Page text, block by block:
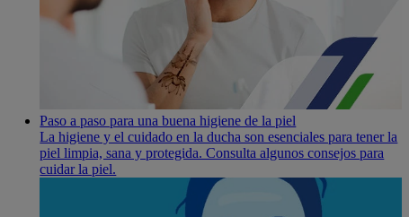
Paso a paso para una buena higiene de la piel
La higiene y el cuidado en la ducha son esenciales para tener la
piel limpia, sana y protegida. Consulta algunos consejos para
cuidar la piel.